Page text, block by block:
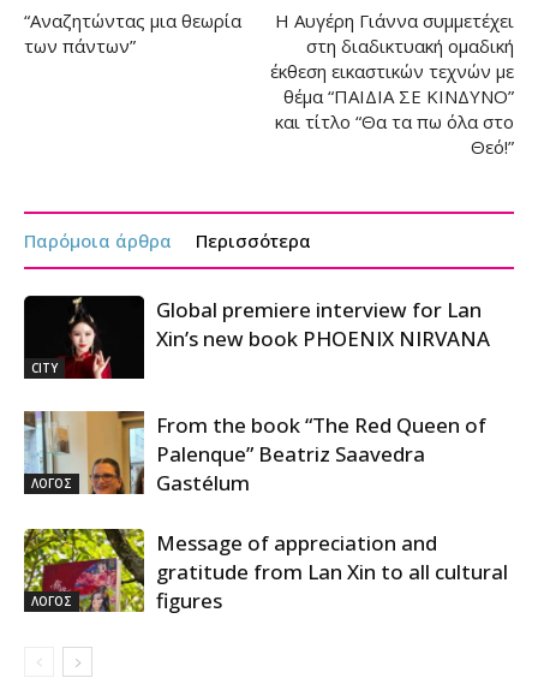
“Αναζητώντας μια θεωρία
των πάντων”
Η Αυγέρη Γιάννα συμμετέχει
στη διαδικτυακή ομαδική
έκθεση εικαστικών τεχνών με
θέμα “ΠΑΙΔΙΑ ΣΕ ΚΙΝΔΥΝΟ”
και τίτλο “Θα τα πω όλα στο
Θεό!”
Παρόμοια άρθρα Περισσότερα
CITY
Global premiere interview for Lan
Xin’s new book PHOENIX NIRVANA
ΛΟΓΟΣ
From the book “The Red Queen of
Palenque” Beatriz Saavedra
Gastélum
ΛΟΓΟΣ
Message of appreciation and
gratitude from Lan Xin to all cultural
figures